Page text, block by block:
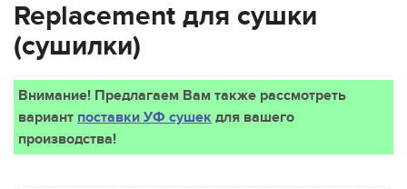
Replacement для сушки
(сушилки)
Внимание! Предлагаем Вам также рассмотреть
вариант поставки УФ сушек для вашего
производства!